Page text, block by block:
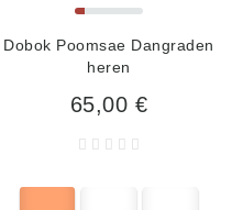
Dobok Poomsae Dangraden
heren
65,00 €